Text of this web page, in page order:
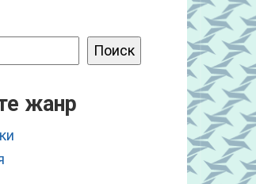
Поиск
жанр